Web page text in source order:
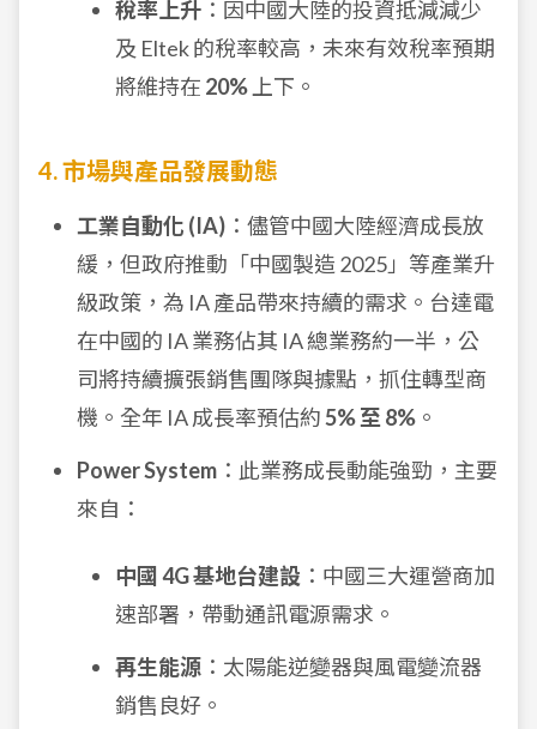
稅率上升 ：因中國大陸的投資抵減減少
及 Eltek 的稅率較高，未來有效稅率預期
將維持在 20% 上下。
4. 市場與產品發展動態
工業自動化 (IA) ：儘管中國大陸經濟成長放
緩，但政府推動「中國製造 2025」等產業升
級政策，為 IA 產品帶來持續的需求。台達電
在中國的 IA 業務佔其 IA 總業務約一半，公
司將持續擴張銷售團隊與據點，抓住轉型商
機。全年 IA 成長率預估約5% 至 8% 。
Power System ：此業務成長動能強勁，主要
來自：
中國 4G 基地台建設 ：中國三大運營商加
速部署，帶動通訊電源需求。
再生能源 ：太陽能逆變器與風電變流器
銷售良好。